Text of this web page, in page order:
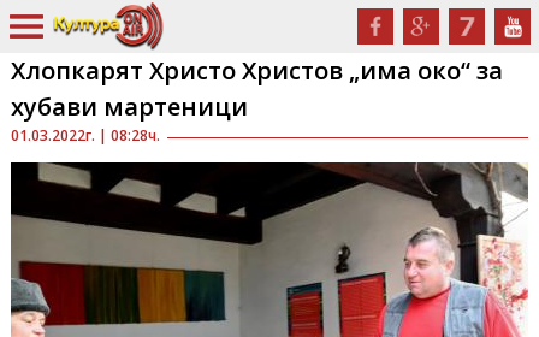
01.03.2022г. | 08:28ч.
Хлопкарят Христо Христов „има око“ за
хубави мартеници